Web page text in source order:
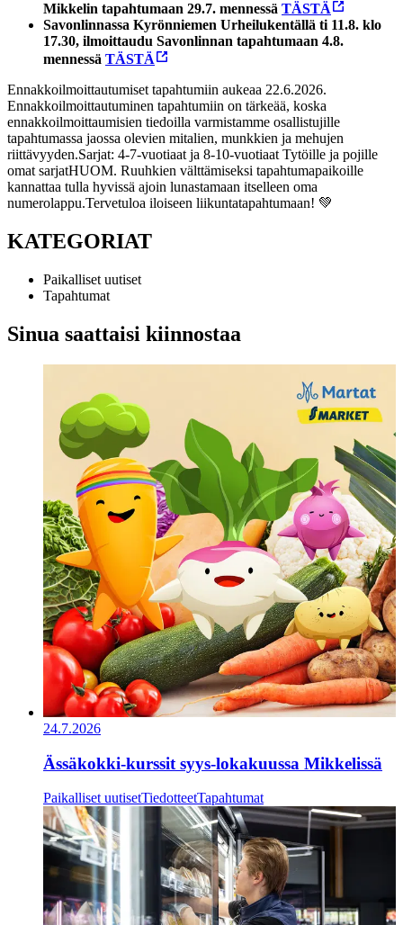
Mikkelin tapahtumaan 29.7. mennessä TÄSTÄ
Savonlinnassa Kyrönniemen Urheilukentällä ti 11.8. klo
17.30, ilmoittaudu Savonlinnan tapahtumaan 4.8.
mennessä TÄSTÄ
Ennakkoilmoittautumiset tapahtumiin aukeaa 22.6.2026.
Ennakkoilmoittautuminen tapahtumiin on tärkeää, koska
ennakkoilmoittaumisien tiedoilla varmistamme osallistujille
tapahtumassa jaossa olevien mitalien, munkkien ja mehujen
riittävyyden.Sarjat: 4-7-vuotiaat ja 8-10-vuotiaat Tytöille ja pojille
omat sarjatHUOM. Ruuhkien välttämiseksi tapahtumapaikoille
kannattaa tulla hyvissä ajoin lunastamaan itselleen oma
numerolappu.Tervetuloa iloiseen liikuntatapahtumaan! 💚
KATEGORIAT
Paikalliset uutiset
Tapahtumat
Sinua saattaisi kiinnostaa
24.7.2026
Ässäkokki-kurssit syys-lokakuussa Mikkelissä
Paikalliset uutisetTiedotteetTapahtumat